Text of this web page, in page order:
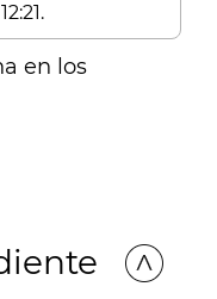
en los